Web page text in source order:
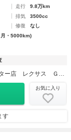
走行
9.8万km
排気
3500cc
修復
なし
・5000km)
ＣＳオートディーラー 千葉柏インター店 レクサス ＧＳ・ＧＳ－ＨＶ・ＩＳ・ＩＳ－ＨＶ 中古車専門店
お気に入り
す